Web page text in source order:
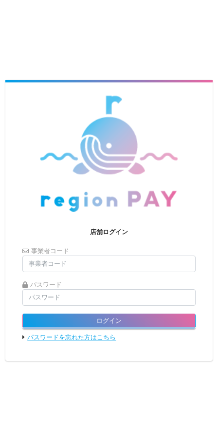
店舗ログイン
事業者コード
パスワード
ログイン
パスワードを忘れた方はこちら